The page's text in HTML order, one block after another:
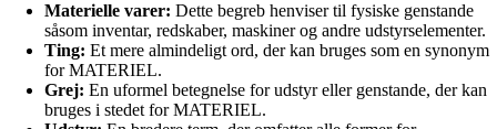
Materielle varer: Dette begreb henviser til fysiske genstande
såsom inventar, redskaber, maskiner og andre udstyrselementer.
Ting: Et mere almindeligt ord, der kan bruges som en synonym
for MATERIEL.
Grej: En uformel betegnelse for udstyr eller genstande, der kan
bruges i stedet for MATERIEL.